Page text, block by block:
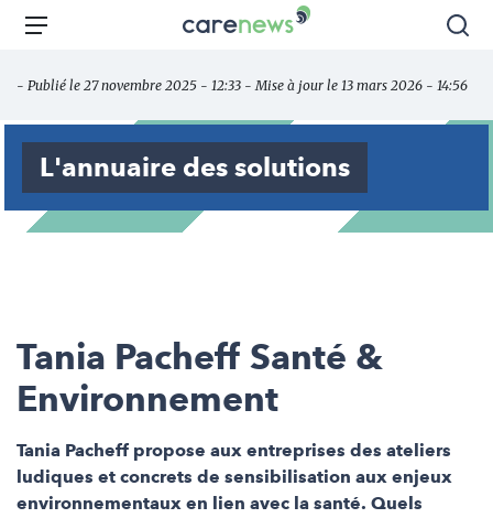
Aller
principal
Carenews,
des
acteurs
l'engagement
Menu
- Publié le 27 novembre 2025 - 12:33 - Mise à jour le 13 mars 2026 - 14:56
L'annuaire des solutions
Tania Pacheff Santé &
Environnement
Tania Pacheff propose aux entreprises des ateliers
ludiques et concrets de sensibilisation aux enjeux
environnementaux en lien avec la santé. Quels